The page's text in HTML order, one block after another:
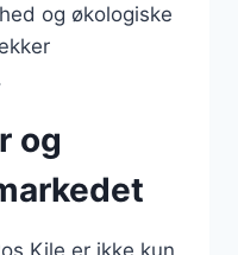
og økologiske
og
Kile er ikke kun